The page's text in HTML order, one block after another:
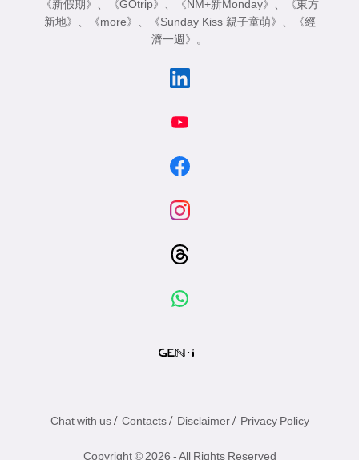
《新假期》 、 《GOtrip》 、 《NM+新Monday》 、
《東方
新地》 、 《more》 、 《Sunday Kiss 親子童萌》 、
《經
濟一週》 。
Chat with us / Contacts / Disclaimer / Privacy Policy
Copyright © 2026 - All Rights Reserved